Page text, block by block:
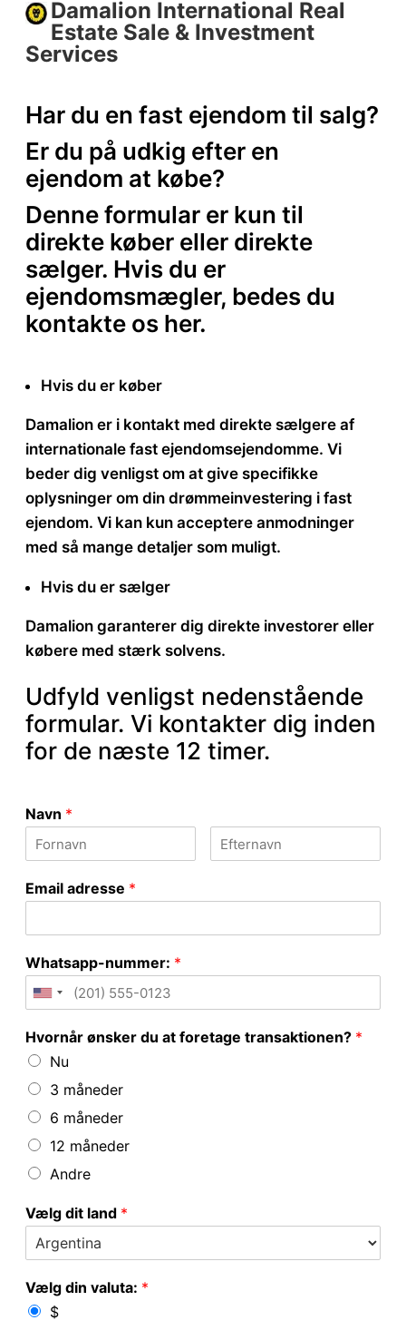
Damalion International Real
Estate Sale & Investment
Services
Har du en fast ejendom til salg?
Er du på udkig efter en
ejendom at købe?
Denne formular er kun til
direkte køber eller direkte
sælger. Hvis du er
ejendomsmægler, bedes du
kontakte os her.
Hvis du er køber
Damalion er i kontakt med direkte sælgere af
internationale fast ejendomsejendomme. Vi
beder dig venligst om at give specifikke
oplysninger om din drømmeinvestering i fast
ejendom. Vi kan kun acceptere anmodninger
med så mange detaljer som muligt.
Hvis du er sælger
Damalion garanterer dig direkte investorer eller
købere med stærk solvens.
Udfyld venligst nedenstående
formular. Vi kontakter dig inden
for de næste 12 timer.
Navn *
Email adresse *
Whatsapp-nummer: *
Hvornår ønsker du at foretage transaktionen? *
Nu
3 måneder
6 måneder
12 måneder
Andre
Vælg dit land *
Vælg din valuta: *
$